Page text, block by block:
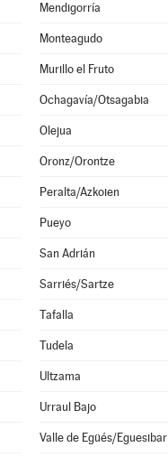
Mendigorría
Monteagudo
Murillo el Fruto
Ochagavía/Otsagabia
Olejua
Oronz/Orontze
Peralta/Azkoien
Pueyo
San Adrián
Sarriés/Sartze
Tafalla
Tudela
Ultzama
Urraul Bajo
Valle de Egüés/Eguesibar